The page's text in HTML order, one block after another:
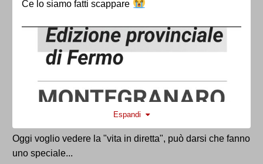
Ce lo siamo fatti scappare
Espandi
Oggi voglio vedere la "vita in diretta", può darsi che fanno
uno speciale...